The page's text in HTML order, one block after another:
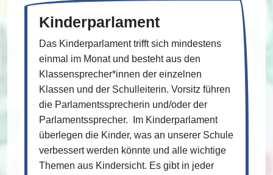
Kinderparlament
Das Kinderparlament trifft sich mindestens
einmal im Monat und besteht aus den
Klassensprecher*innen der einzelnen
Klassen und der Schulleiterin. Vorsitz führen
die Parlamentssprecherin und/oder der
Parlamentssprecher. Im Kinderparlament
überlegen die Kinder, was an unserer Schule
verbessert werden könnte und alle wichtige
Themen aus Kindersicht. Es gibt in jeder